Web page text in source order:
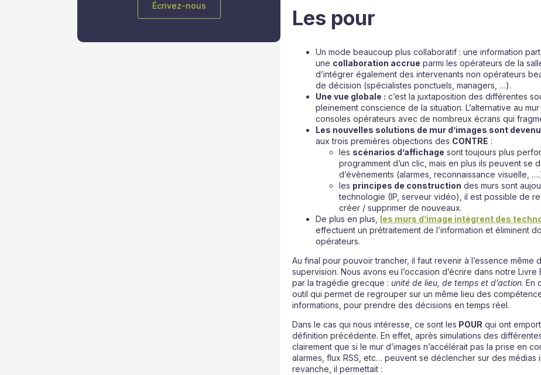
Écrivez-nous
Les pour
Un mode beaucoup plus collaboratif : une information
une collaboration accrue parmi les opérateurs de la
d’intégrer également des intervenants non opérateurs
de décision (spécialistes ponctuels, managers, …).
Une vue globale : c’est la juxtaposition des différentes
pleinement conscience de la situation. L’alternative au
consoles opérateurs avec de nombreux écrans qui
Les nouvelles solutions de mur d’images sont
aux trois premières objections des CONTRE :
les scénarios d’affichage sont toujours plus
programment d’un clic, mais en plus ils peuvent se
d’évènements (alarmes, reconnaissance visuelle,
les principes de construction des murs sont
technologie (IP, serveur vidéo), il est possible de
créer / supprimer de nouveaux.
De plus en plus, les murs d’image intègrent des
effectuent un prétraitement de l’information et éliminent
opérateurs.
Au final pour pouvoir trancher, il faut revenir à l’essence même
supervision. Nous avons eu l’occasion d’écrire dans notre
par la tragédie grecque : unité de lieu, de temps et d’action. En
outil qui permet de regrouper sur un même lieu des
informations, pour prendre des décisions en temps réel.
Dans le cas qui nous intéresse, ce sont les POURqui ont
définition précédente. En effet, après simulations des
clairement que si le mur d’images n’accélérait pas la prise en
alarmes, flux RSS, etc… peuvent se déclencher sur des médias
revanche, il permettait :